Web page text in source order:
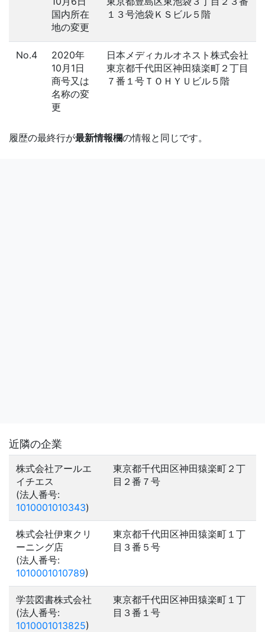
国内所在
地の変更
１３号池袋ＫＳビル５階
No.4
2020年
10月1日
商号又は
名称の変
更
日本メディカルオネスト株式会社
東京都千代田区神田猿楽町２丁目
７番１号ＴＯＨＹＵビル５階
履歴の最終行が最新情報欄の情報と同じです。
近隣の企業
株式会社アールエ
イチエス
(法人番号:
1010001010343)
東京都千代田区神田猿楽町２丁
目２番７号
株式会社伊東クリ
ーニング店
(法人番号:
1010001010789)
東京都千代田区神田猿楽町１丁
目３番５号
学芸図書株式会社
(法人番号:
1010001013825)
東京都千代田区神田猿楽町１丁
目３番１号